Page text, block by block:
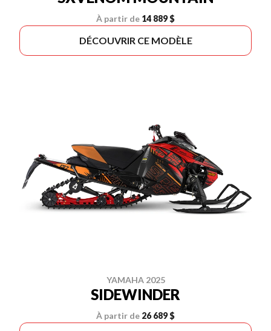
À partir de 14 889 $
DÉCOUVRIR CE MODÈLE
YAMAHA 2025
SIDEWINDER
À partir de 26 689 $